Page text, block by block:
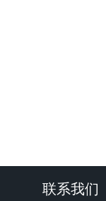
联系我们